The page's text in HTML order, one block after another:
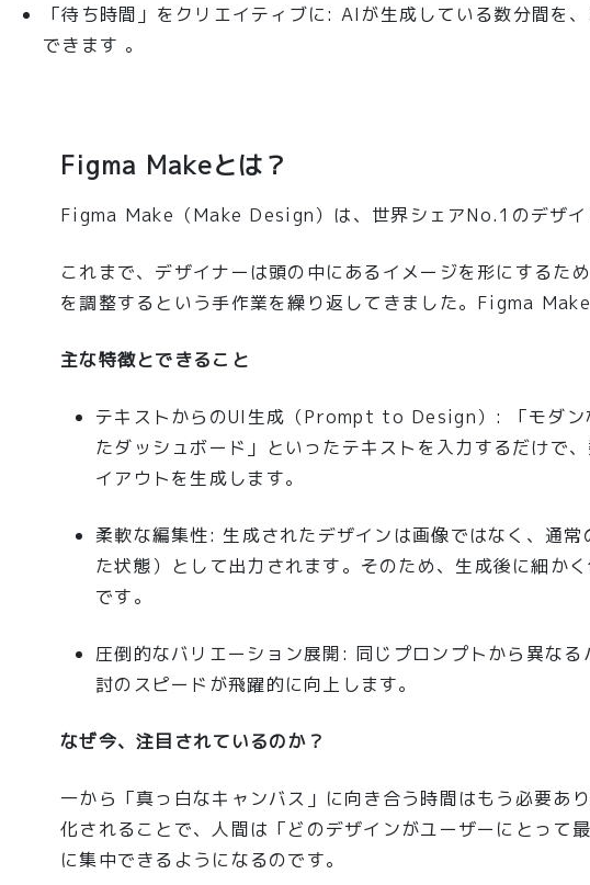
「待ち時間」をクリエイティブに: AIが生成している数分間を
できます 。
Figma Makeとは？
Figma Make（Make Design）は、世界シェアNo.1のデザイ
これまで、デザイナーは頭の中にあるイメージを形にするた
を調整するという手作業を繰り返してきました。Figma
主な特徴とできること
テキストからのUI生成（Prompt to Design） : 「モダン
たダッシュボード」といったテキストを入力するだけで
イアウトを生成します。
柔軟な編集性: 生成されたデザインは画像ではなく、通
た状態）として出力されます。そのため、生成後に細か
です。
圧倒的なバリエーション展開: 同じプロンプトから異な
討のスピードが飛躍的に向上します。
なぜ今、注目されているのか？
一から「真っ白なキャンバス」に向き合う時間はもう必要
化されることで、人間は「どのデザインがユーザーにとって
に集中できるようになるのです。